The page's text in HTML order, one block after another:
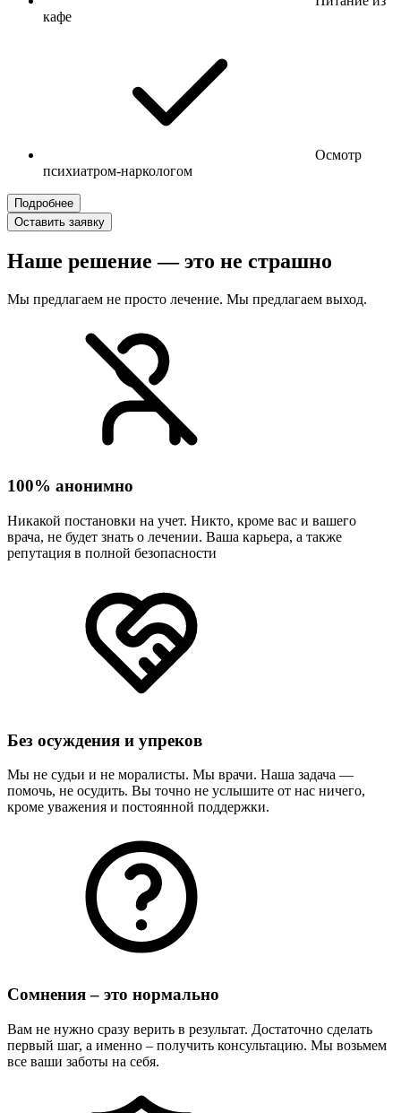
кафе
Осмотр
психиатром-наркологом
Подробнее
Оставить заявку
Наше решение — это не страшно
Мы предлагаем не просто лечение. Мы предлагаем выход.
100% анонимно
Никакой постановки на учет. Никто, кроме вас и вашего
врача, не будет знать о лечении. Ваша карьера, а также
репутация в полной безопасности
Без осуждения и упреков
Мы не судьи и не моралисты. Мы врачи. Наша задача —
помочь, не осудить. Вы точно не услышите от нас ничего,
кроме уважения и постоянной поддержки.
Сомнения – это нормально
Вам не нужно сразу верить в результат. Достаточно сделать
первый шаг, а именно – получить консультацию. Мы возьмем
все ваши заботы на себя.